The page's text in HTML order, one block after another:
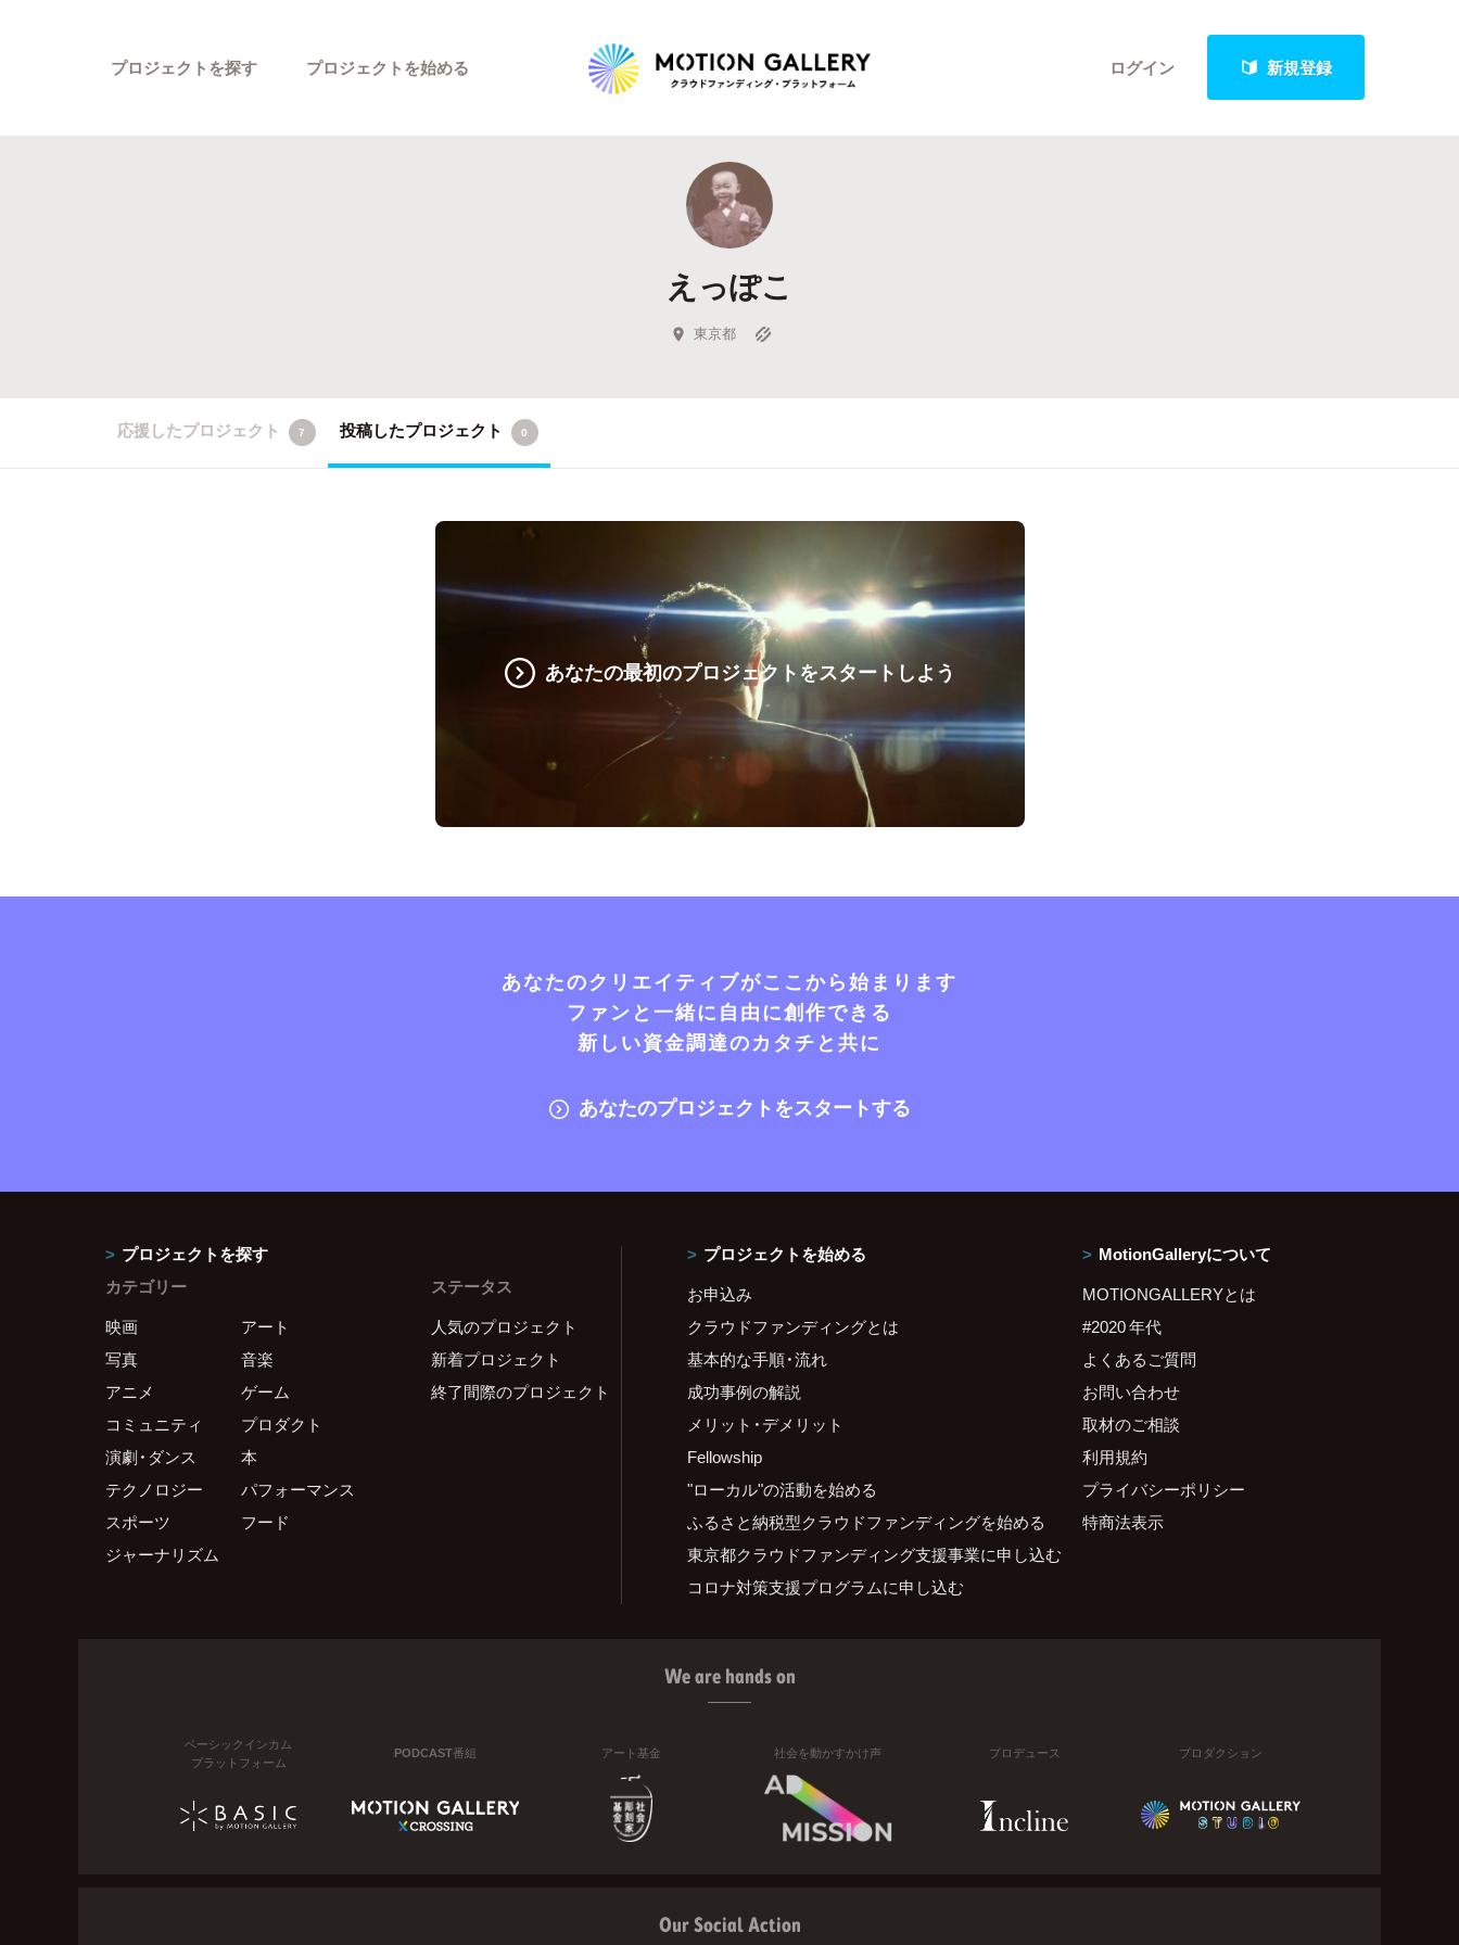
ログイン 新規登録
プロジェクトを探す
Highlight
新着プロジェクト
Feature
キュレーターから探す
プロジェクトを始める
えっぽこ
東京都
応援したプロジェクト 7 投稿したプロジェクト 0
あなたの最初のプロジェクトをスタートしよう
あなたのクリエイティブがここから始まります
ファンと一緒に自由に創作できる
新しい資金調達のカタチと共に
あなたのプロジェクトをスタートする
プロジェクトを探す
カテゴリー
映画
アート
写真
音楽
アニメ
ゲーム
コミュニティ
プロダクト
演劇・ダンス
本
テクノロジー
パフォーマンス
スポーツ
フード
ジャーナリズム
ステータス
人気のプロジェクト
新着プロジェクト
終了間際のプロジェクト
プロジェクトを始める
お申込み
クラウドファンディングとは
基本的な手順・流れ
成功事例の解説
メリット・デメリット
Fellowship
"ローカル"の活動を始める
ふるさと納税型クラウドファンディングを始める
東京都クラウドファンディング支援事業に申し込む
コロナ対策支援プログラムに申し込む
MotionGalleryについて
MOTIONGALLERYとは
#2020 年代
よくあるご質問
お問い合わせ
取材のご相談
利用規約
プライバシーポリシー
特商法表示
We are hands on
ベーシックインカム
プラットフォーム
PODCAST番組 アート基金 社会を動かすかけ声 プロデュース プロダクション
Our Social Action